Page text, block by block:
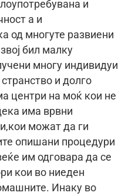
и
а и
од многуте развиени
бил малку
многу индивидуи
и долго
центри на моќ кои не
има врвни
можат да ги
опишани процедури
им одговара да се
кои во ниеден
Инаку во